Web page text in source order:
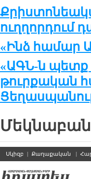
ուղղորդում
«Ինձ համար
«ԱԳՆ-ն պետք
թուրքական
Սկիզբ | Քաղաքական |